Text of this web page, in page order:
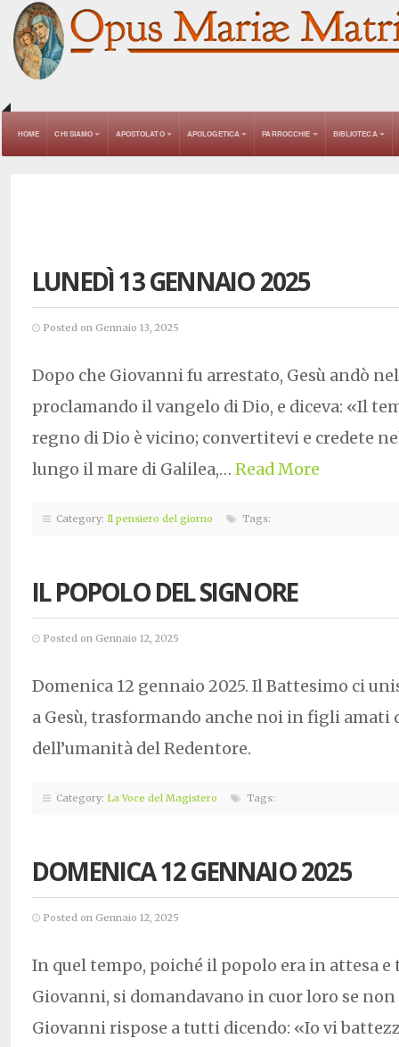
HOME CHI SIAMO APOSTOLATO APOLOGETICA PARROCCHIE BIBLIOTECA
LUNEDÌ 13 GENNAIO 2025
Posted on Gennaio 13, 2025
Dopo che Giovanni fu arrestato, Gesù andò
proclamando il vangelo di Dio, e diceva: «Il
regno di Dio è vicino; convertitevi e credete
lungo il mare di Galilea,… Read More
Category: Il pensiero del giorno Tags:
IL POPOLO DEL SIGNORE
Posted on Gennaio 12, 2025
Domenica 12 gennaio 2025. Il Battesimo ci
a Gesù, trasformando anche noi in figli amati
dell’umanità del Redentore.
Category: La Voce del Magistero Tags:
DOMENICA 12 GENNAIO 2025
Posted on Gennaio 12, 2025
In quel tempo, poiché il popolo era in attesa
Giovanni, si domandavano in cuor loro se
Giovanni rispose a tutti dicendo: «Io vi